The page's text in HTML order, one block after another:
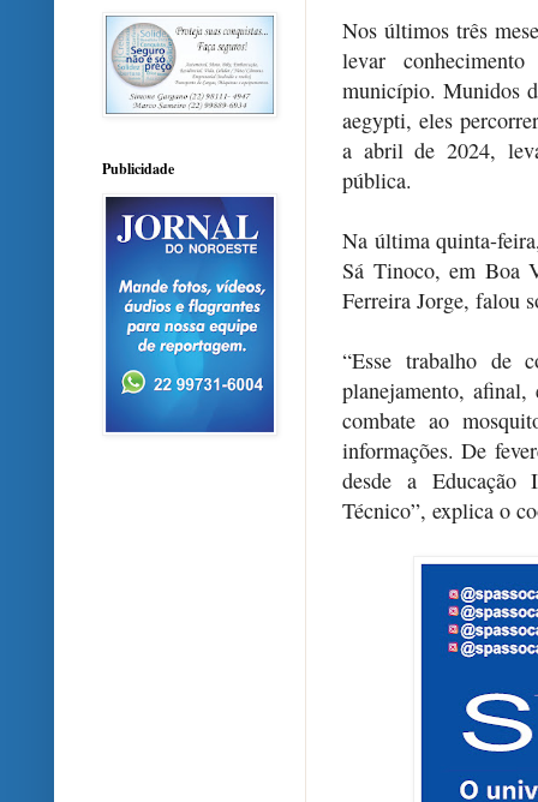
Nos últimos três
levar
município. Munidos
aegypti, eles
a abril de 2024,
pública.
Na última quinta-
Sá Tinoco, em Boa
Ferreira Jorge, falou
“Esse trabalho de
planejamento, afinal,
combate ao
informações. De
desde a
Técnico”, explica o
Publicidade